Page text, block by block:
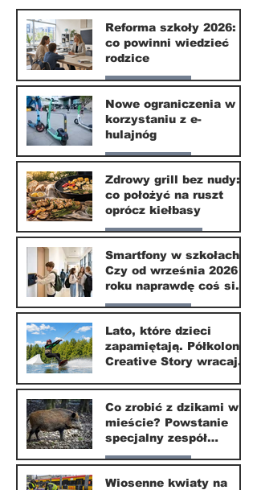
Reforma szkoły 2026:
co powinni wiedzieć
rodzice
Nasze miasto
10 lip
Nowe ograniczenia w
korzystaniu z e-
hulajnóg
Nasze miasto
3 lip
Zdrowy grill bez nudy:
co położyć na ruszt
oprócz kiełbasy
Zdrowie i uroda
1 lip
Smartfony w szkołach.
Czy od września 2026
roku naprawdę coś się
zmieni?
Nasze miasto
1 lip
Lato, które dzieci
zapamiętają. Półkolonie
Creative Story wracają
20 kwi
Co zrobić z dzikami w
mieście? Powstanie
specjalny zespół
ekspertów
Nasze miasto
Wiosenne kwiaty na